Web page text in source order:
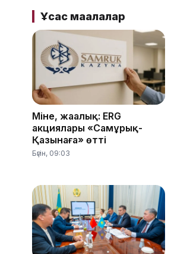
Ұқсас мақалалар
Міне, жаңалық: ERG
акциялары «Самұрық-
Қазынаға» өтті
Бүгін, 09:03